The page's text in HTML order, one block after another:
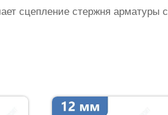
сцепление стержня арматуры с